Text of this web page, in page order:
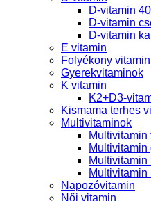
D-vitamin
D-vitamin
D-vitamin
E vitamin
Folyékony vitamin
Gyerekvitaminok
K vitamin
K2+D3-
Kismama terhes
Multivitaminok
Multivitamin
Multivitamin
Napozóvitamin
Női vitamin